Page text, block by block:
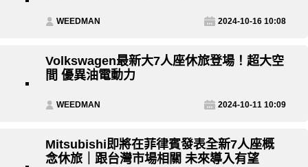
WEEDMAN 2024-10-16 10:08
Volkswagen最新大7人座休旅登場！超大空
間 優異油電動力
WEEDMAN 2024-10-11 10:09
Mitsubishi即將在菲律賓發表全新7人座概
念休旅｜跟台灣市場相關 未來導入有望